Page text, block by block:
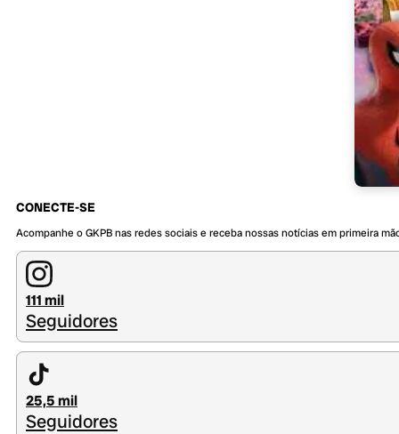
CONECTE-SE
Acompanhe o GKPB nas redes sociais e receba nossas notícias em primeira
111 mil
Seguidores
25,5 mil
Seguidores